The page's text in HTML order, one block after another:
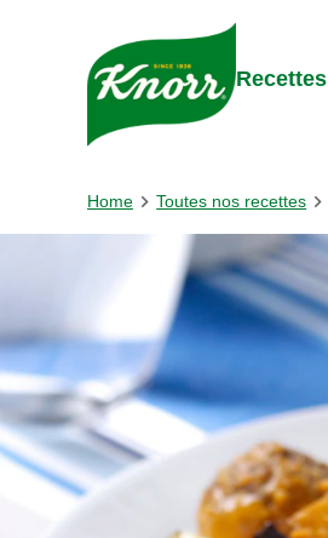
Skip to:
Recettes
Home Toutes nos recettes